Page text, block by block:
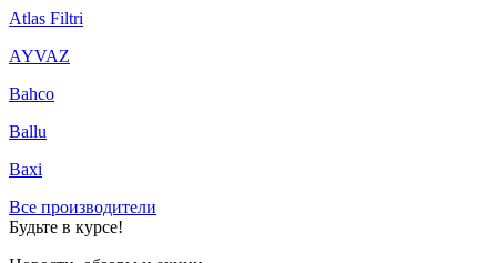
Atlas Filtri
AYVAZ
Bahco
Ballu
Baxi
Все производители
Будьте в курсе!